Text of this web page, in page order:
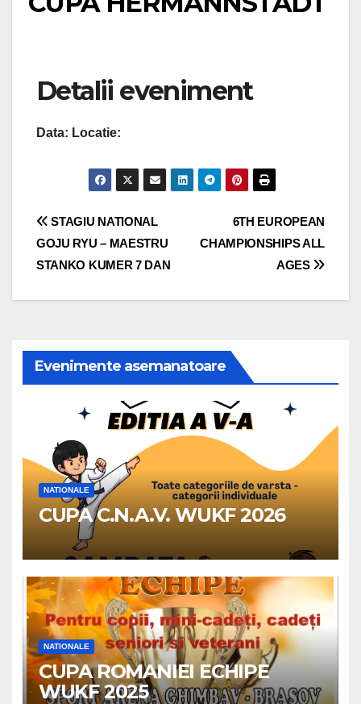
Detalii eveniment
Data: Locatie:
Navigare
în
articole
6TH EUROPEAN
CHAMPIONSHIPS ALL
AGES
STAGIU NATIONAL
GOJU RYU – MAESTRU
STANKO KUMER 7 DAN
Evenimente asemanatoare
NATIONALE
CUPA C.N.A.V. WUKF 2026
NATIONALE
CUPA ROMANIEI ECHIPE
WUKF 2025